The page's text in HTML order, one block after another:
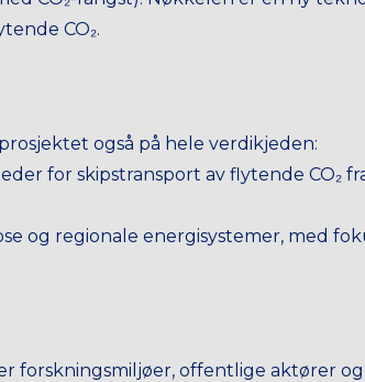
CO₂.
også på hele verdikjeden:
for skipstransport av flytende CO₂
og regionale energisystemer, med
forskningsmiljøer, offentlige aktører og